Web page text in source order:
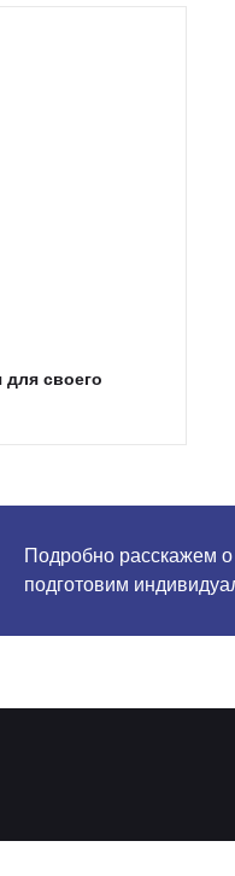
своего
Подробно расскажем о
подготовим